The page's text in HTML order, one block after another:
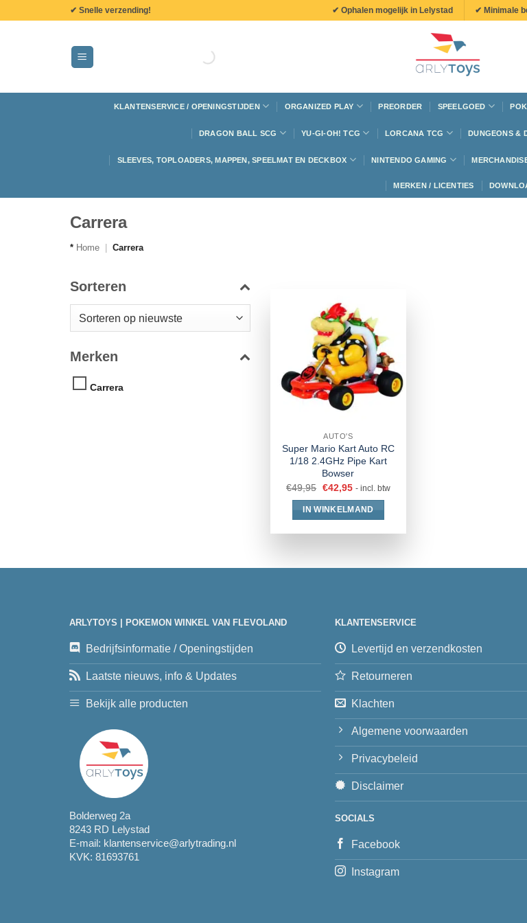
✔ Snelle verzending! ✔ Ophalen mogelijk in Lelystad ✔ Minimale
KLANTENSERVICE / OPENINGSTIJDEN ORGANIZED PLAY PREORDER SPEELGOED
DRAGON BALL SCG YU-GI-OH! TCG LORCANA TCG DUNGEONS &
SLEEVES, TOPLOADERS, MAPPEN, SPEELMAT EN DECKBOX NINTENDO GAMING
MERKEN / LICENTIES
Carrera
* Home Carrera
Sorteren
Merken
Carrera
AUTO'S
Super Mario Kart Auto RC
1/18 2.4GHz Pipe Kart
Bowser
€49,95 €42,95 - incl. btw
IN WINKELMAND
ARLYTOYS | POKEMON WINKEL VAN FLEVOLAND
Bedrijfsinformatie / Openingstijden
Laatste nieuws, info & Updates
Bekijk alle producten
Bolderweg 2a
8243 RD Lelystad
E-mail: klantenservice@arlytrading.nl
KVK: 81693761
KLANTENSERVICE
Levertijd en verzendkosten
Retourneren
Klachten
Algemene voorwaarden
Privacybeleid
Disclaimer
SOCIALS
Facebook
Instagram